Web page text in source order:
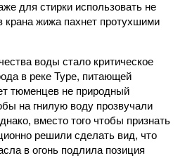
для стирки использовать не
крана жижа пахнет протухшими
воды стало критическое
в реке Туре, питающей
тюменцев не природный
на гнилую воду прозвучали
вместо того чтобы признать
решили сделать вид, что
в огонь подлила позиция